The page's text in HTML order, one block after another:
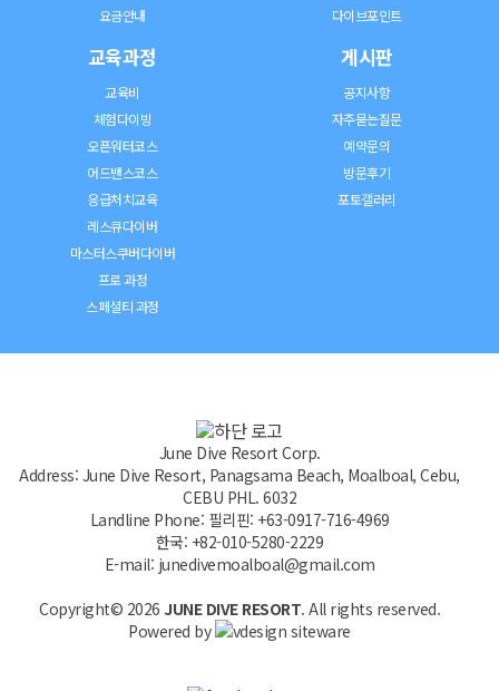
요금안내
다이브포인트
교육과정
교육비
체험다이빙
오픈워터코스
어드밴스코스
응급처치교육
레스큐다이버
마스터스쿠버다이버
프로 과정
스페셜티 과정
게시판
공지사항
자주묻는질문
예약문의
방문후기
포토갤러리
June Dive Resort Corp.
Address: June Dive Resort, Panagsama Beach, Moalboal, Cebu,
CEBU PHL. 6032
Landline Phone: 필리핀: +63-0917-716-4969
한국: +82-010-5280-2229
E-mail: junedivemoalboal@gmail.com
Copyright© 2026 JUNE DIVE RESORT. All rights reserved.
Powered by